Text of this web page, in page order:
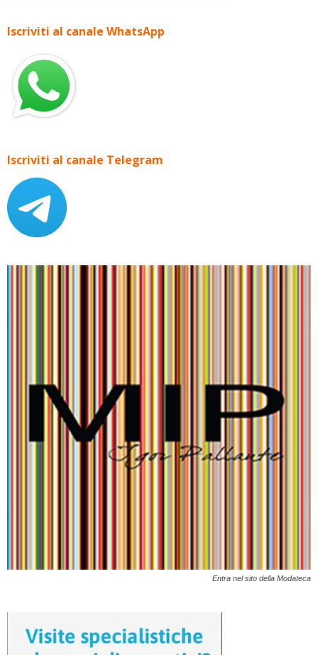
Iscriviti al canale WhatsApp
Iscriviti al canale Telegram
Entra nel sito della Modateca